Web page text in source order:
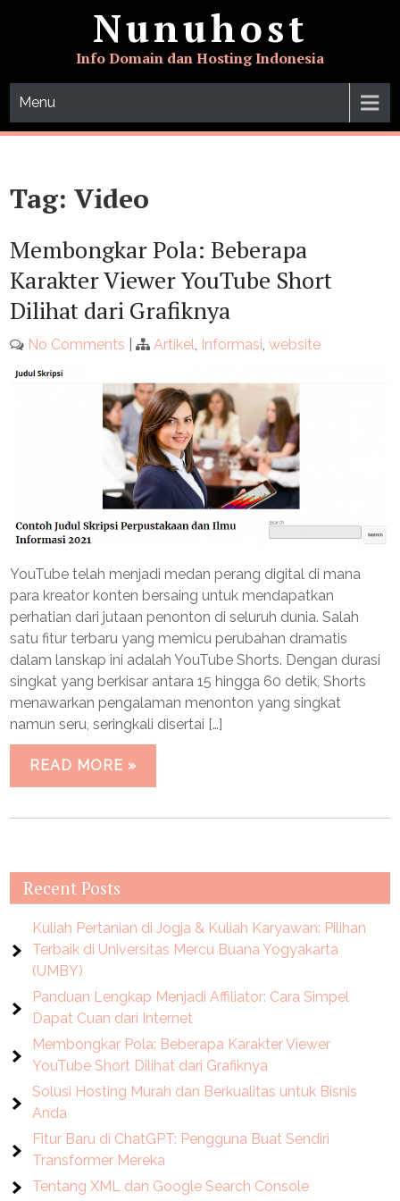
Nunuhost
Info Domain dan Hosting Indonesia
Menu
Tag:Video
Membongkar Pola: Beberapa
Karakter Viewer YouTube Short
Dilihat dari Grafiknya
No Comments | Artikel, Informasi,website
YouTube telah menjadi medan perang digital di mana
para kreator konten bersaing untuk mendapatkan
perhatian dari jutaan penonton di seluruh dunia. Salah
satu fitur terbaru yang memicu perubahan dramatis
dalam lanskap ini adalah YouTube Shorts. Dengan durasi
singkat yang berkisar antara 15 hingga 60 detik, Shorts
menawarkan pengalaman menonton yang singkat
namun seru, seringkali disertai […]
READ MORE »
Recent Posts
Kuliah Pertanian di Jogja & Kuliah Karyawan: Pilihan
Terbaik di Universitas Mercu Buana Yogyakarta
(UMBY)
Panduan Lengkap Menjadi Affiliator: Cara Simpel
Dapat Cuan dari Internet
Membongkar Pola: Beberapa Karakter Viewer
YouTube Short Dilihat dari Grafiknya
Solusi Hosting Murah dan Berkualitas untuk Bisnis
Anda
Fitur Baru di ChatGPT: Pengguna Buat Sendiri
Transformer Mereka
Tentang XML dan Google Search Console